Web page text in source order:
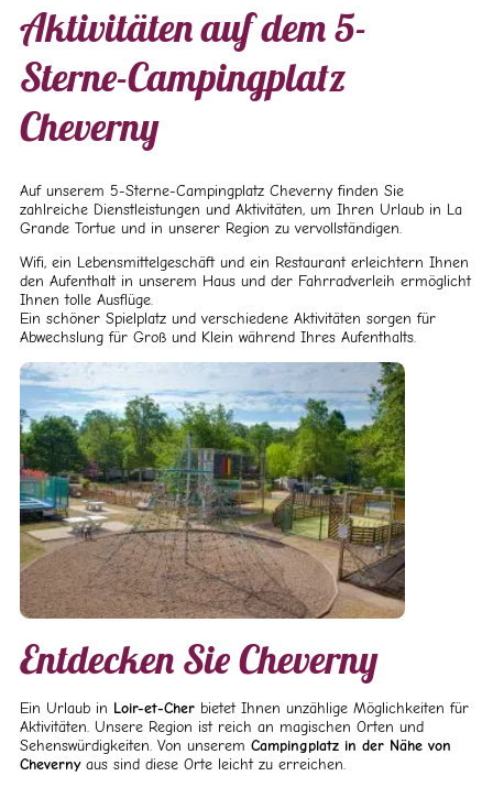
Aktivitäten auf dem 5-
Sterne-Campingplatz
Cheverny
Auf unserem 5-Sterne-Campingplatz Cheverny finden Sie
zahlreiche Dienstleistungen und Aktivitäten, um Ihren Urlaub in La
Grande Tortue und in unserer Region zu vervollständigen.
Wifi, ein Lebensmittelgeschäft und ein Restaurant erleichtern Ihnen
den Aufenthalt in unserem Haus und der Fahrradverleih ermöglicht
Ihnen tolle Ausflüge.
Ein schöner Spielplatz und verschiedene Aktivitäten sorgen für
Abwechslung für Groß und Klein während Ihres Aufenthalts.
Entdecken Sie Cheverny
Ein Urlaub in Loir-et-Cherbietet Ihnen unzählige Möglichkeiten für
Aktivitäten. Unsere Region ist reich an magischen Orten und
Sehenswürdigkeiten. Von unserem Campingplatz in der Nähe von
Chevernyaus sind diese Orte leicht zu erreichen.